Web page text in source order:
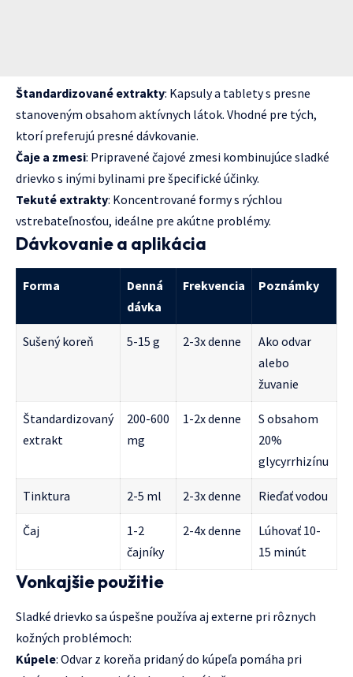
Štandardizované extrakty: Kapsuly a tablety s presne
stanoveným obsahom aktívnych látok. Vhodné pre tých,
ktorí preferujú presné dávkovanie.
Čaje a zmesi: Pripravené čajové zmesi kombinujúce sladké
drievko s inými bylinami pre špecifické účinky.
Tekuté extrakty: Koncentrované formy s rýchlou
vstrebateľnosťou, ideálne pre akútne problémy.
Dávkovanie a aplikácia
Forma
Denná
dávka
Frekvencia Poznámky
Sušený koreň 5-15 g 2-3x denne
Ako odvar
alebo
žuvanie
Štandardizovaný
extrakt
200-600
mg
1-2x denne
S obsahom
20%
glycyrrhizínu
Tinktura 2-5 ml 2-3x denne Rieďať vodou
Čaj
1-2
čajníky
2-4x denne
Lúhovať 10-
15 minút
Vonkajšie použitie
Sladké drievko sa úspešne používa aj externe pri rôznych
kožných problémoch:
Kúpele: Odvar z koreňa pridaný do kúpeľa pomáha pri